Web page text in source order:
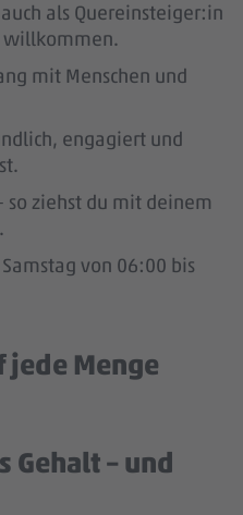
als Quereinsteiger:in
willkommen.
mit Menschen und
engagiert und
so ziehst du mit deinem
von 06:00 bis
jede Menge
Gehalt – und